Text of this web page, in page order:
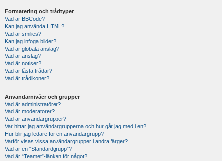
Formatering och trådtyper
Vad är BBCode?
Kan jag använda HTML?
Vad är smilies?
Kan jag infoga bilder?
Vad är globala anslag?
Vad är anslag?
Vad är notiser?
Vad är låsta trådar?
Vad är trådikoner?
Användarnivåer och grupper
Vad är administratörer?
Vad är moderatorer?
Vad är användargrupper?
Var hittar jag användargrupperna och hur går jag med i en?
Hur blir jag ledare för en användargrupp?
Varför visas vissa användargrupper i andra färger?
Vad är en “Standardgrupp”?
Vad är “Teamet”-länken för något?